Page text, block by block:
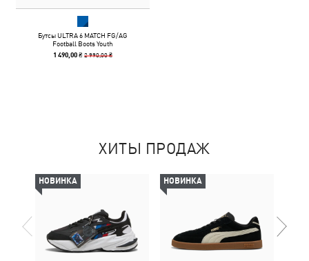
Бутсы ULTRA 6 MATCH FG/AG
Football Boots Youth
1 490,00 ₴2 990,00 ₴
ХИТЫ ПРОДАЖ
НОВИНКА НОВИНКА